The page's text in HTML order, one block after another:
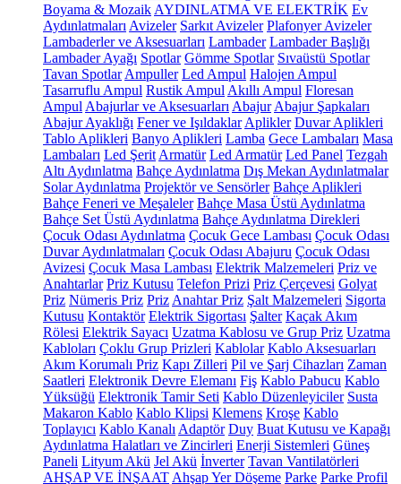
Boyama & Mozaik AYDINLATMA VE ELEKTRİK Ev
Aydınlatmaları Avizeler Sarkıt Avizeler Plafonyer Avizeler
Lambaderler ve Aksesuarları Lambader Lambader Başlığı
Lambader Ayağı Spotlar Gömme Spotlar Sıvaüstü Spotlar
Tavan Spotlar Ampuller Led Ampul Halojen Ampul
Tasarruflu Ampul Rustik Ampul Akıllı Ampul Floresan
Ampul Abajurlar ve Aksesuarları Abajur Abajur Şapkaları
Abajur Ayaklığı Fener ve Işıldaklar Aplikler Duvar Aplikleri
Tablo Aplikleri Banyo Aplikleri Lamba Gece Lambaları Masa
Lambaları Led Şerit Armatür Led Armatür Led Panel Tezgah
Altı Aydınlatma Bahçe Aydınlatma Dış Mekan Aydınlatmalar
Solar Aydınlatma Projektör ve Sensörler Bahçe Aplikleri
Bahçe Feneri ve Meşaleler Bahçe Masa Üstü Aydınlatma
Bahçe Set Üstü Aydınlatma Bahçe Aydınlatma Direkleri
Çocuk Odası Aydınlatma Çocuk Gece Lambası Çocuk Odası
Duvar Aydınlatmaları Çocuk Odası Abajuru Çocuk Odası
Avizesi Çocuk Masa Lambası Elektrik Malzemeleri Priz ve
Anahtarlar Priz Kutusu Telefon Prizi Priz Çerçevesi Golyat
Priz Nümeris Priz Priz Anahtar Priz Şalt Malzemeleri Sigorta
Kutusu Kontaktör Elektrik Sigortası Şalter Kaçak Akım
Rölesi Elektrik Sayacı Uzatma Kablosu ve Grup Priz Uzatma
Kabloları Çoklu Grup Prizleri Kablolar Kablo Aksesuarları
Akım Korumalı Priz Kapı Zilleri Pil ve Şarj Cihazları Zaman
Saatleri Elektronik Devre Elemanı Fiş Kablo Pabucu Kablo
Yüksüğü Elektronik Tamir Seti Kablo Düzenleyiciler Susta
Makaron Kablo Kablo Klipsi Klemens Kroşe Kablo
Toplayıcı Kablo Kanalı Adaptör Duy Buat Kutusu ve Kapağı
Aydınlatma Halatları ve Zincirleri Enerji Sistemleri Güneş
Paneli Lityum Akü Jel Akü İnverter Tavan Vantilatörleri
AHŞAP VE İNŞAAT Ahşap Yer Döşeme Parke Parke Profil